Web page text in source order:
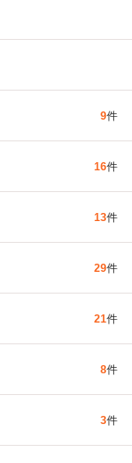
9件
16件
13件
29件
21件
8件
3件